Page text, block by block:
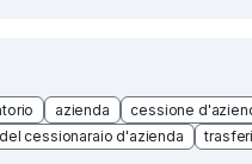
azienda cessione
cessionaraio d'azienda